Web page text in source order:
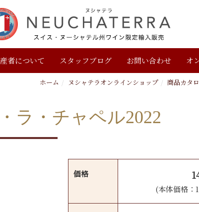
者について スタッフブログ お問い合わせ オ
ホーム ヌシャテラオンラインショップ 商品カタ
ラ・チャペル2022
価格
(本体価格：